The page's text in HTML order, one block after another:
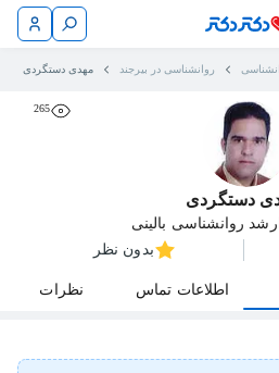
روانشناسی در بیرجند مهدی دستگردی
265
دستگردی
روانشناسی بالینی
بدون نظر
اطلاعات تماس نظرات